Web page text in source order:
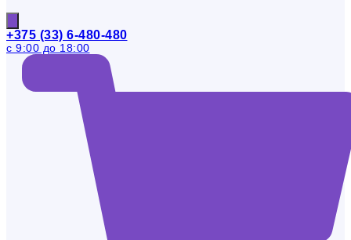
+375 (33) 6-480-480
с 9:00 до 18:00